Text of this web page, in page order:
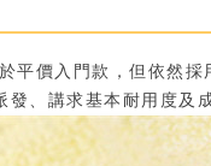
平價入門款，但依然
發、講求基本耐用度及